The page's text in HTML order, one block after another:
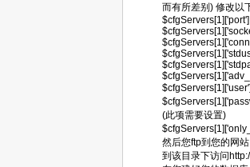
而有所差别) 修改以
(此项需要设置)
然后您ftp到您的网
到该目录下访问